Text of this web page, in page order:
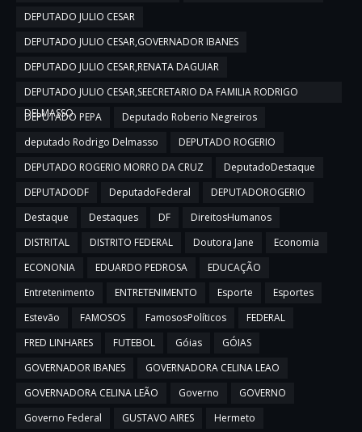
DEPUTADO JULIO CESAR
DEPUTADO JULIO CESAR,GOVERNADOR IBANES
DEPUTADO JULIO CESAR,RENATA DAGUIAR
DEPUTADO JULIO CESAR,SEECRETARIO DA FAMILIA RODRIGO
DELMASSO
DEPUTADO PEPA
Deputado Roberio Negreiros
deputado Rodrigo Delmasso
DEPUTADO ROGERIO
DEPUTADO ROGERIO MORRO DA CRUZ
DeputadoDestaque
DEPUTADODF
DeputadoFederal
DEPUTADOROGERIO
Destaque
Destaques DF
DireitosHumanos
DISTRITAL
DISTRITO FEDERAL Doutora Jane
Economia
ECONONIA
EDUARDO PEDROSA
EDUCAÇÃO
Entretenimento
ENTRETENIMENTO Esporte
Esportes
Estevão
FAMOSOS FamososPolíticos
FEDERAL
FRED LINHARES
FUTEBOL Góias
GÓIAS
GOVERNADOR IBANES
GOVERNADORA CELINA LEAO
GOVERNADORA CELINA LEÃO
Governo
GOVERNO
Governo Federal
GUSTAVO AIRES
Hermeto